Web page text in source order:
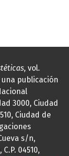
, vol.
una publicación
3000, Ciudad
Ciudad de
s/n,
04510,